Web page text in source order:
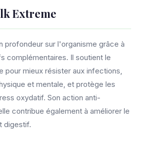
Extreme
profondeur sur l'organisme grâce à
complémentaires. Il soutient le
pour mieux résister aux infections,
et mentale, et protège les
oxydatif. Son action anti-
contribue également à améliorer le
digestif.